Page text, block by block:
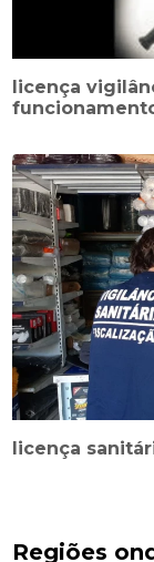
licença
licença
Regiões